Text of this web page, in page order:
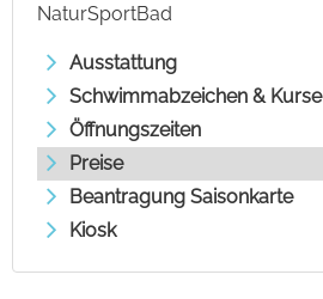
NaturSportBad
Ausstattung
Schwimmabzeichen & Kurse
Öffnungszeiten
Preise
Beantragung Saisonkarte
Kiosk